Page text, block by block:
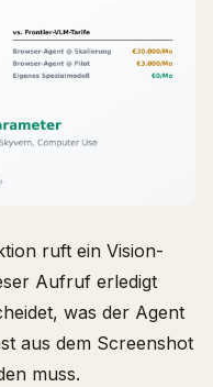
ruft ein Vision-
Aufruf erledigt
was der Agent
aus dem Screenshot
muss.